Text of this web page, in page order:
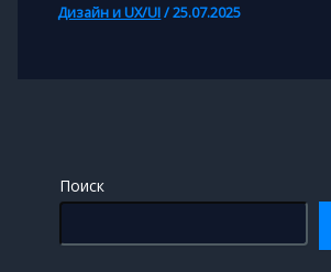
Дизайн и UX/UI/25.07.2025
Поиск